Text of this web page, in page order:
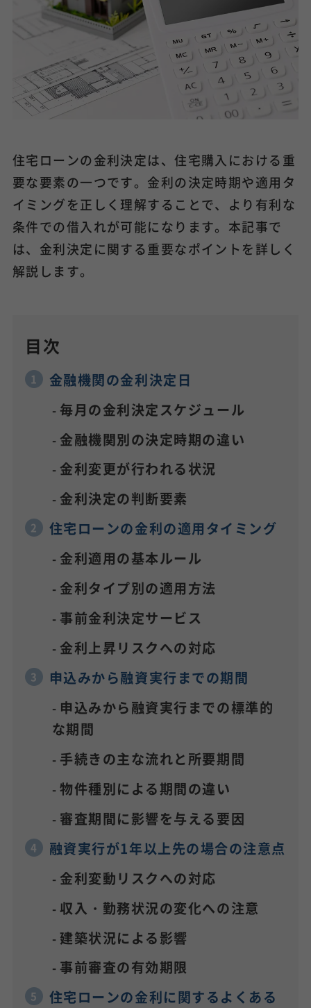
住宅ローンの金利決定は、住宅購入における重
要な要素の一つです。金利の決定時期や適用タ
イミングを正しく理解することで、より有利な
条件での借入れが可能になります。本記事で
は、金利決定に関する重要なポイントを詳しく
解説します。
目次
金融機関の金利決定日
毎月の金利決定スケジュール
金融機関別の決定時期の違い
金利変更が行われる状況
金利決定の判断要素
住宅ローンの金利の適用タイミング
金利適用の基本ルール
金利タイプ別の適用方法
事前金利決定サービス
金利上昇リスクへの対応
申込みから融資実行までの期間
申込みから融資実行までの標準的
な期間
手続きの主な流れと所要期間
物件種別による期間の違い
審査期間に影響を与える要因
融資実行が1年以上先の場合の注意点
金利変動リスクへの対応
収入・勤務状況の変化への注意
建築状況による影響
事前審査の有効期限
住宅ローンの金利に関するよくある